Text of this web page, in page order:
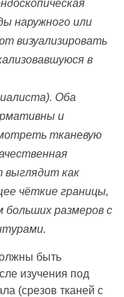
наружного или
визуализировать
в
Оба
и
тканевую
как
чёткие границы,
больших размеров с
быть
изучения под
(срезов тканей с